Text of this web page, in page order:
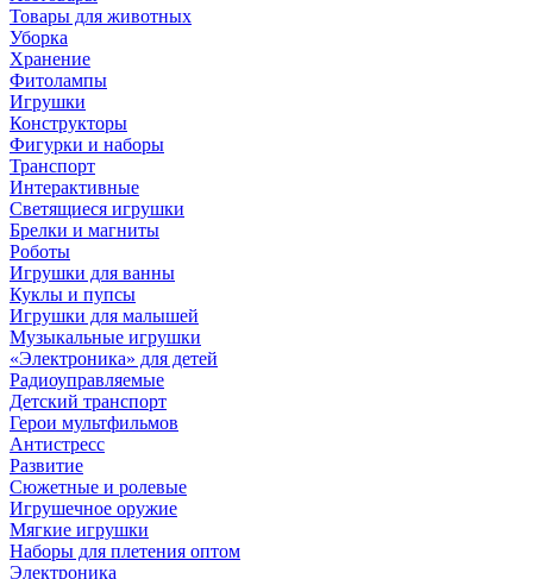
Товары для животных
Уборка
Хранение
Фитолампы
Игрушки
Конструкторы
Фигурки и наборы
Транспорт
Интерактивные
Светящиеся игрушки
Брелки и магниты
Роботы
Игрушки для ванны
Куклы и пупсы
Игрушки для малышей
Музыкальные игрушки
«Электроника» для детей
Радиоуправляемые
Детский транспорт
Герои мультфильмов
Антистресс
Развитие
Сюжетные и ролевые
Игрушечное оружие
Мягкие игрушки
Наборы для плетения оптом
Электроника